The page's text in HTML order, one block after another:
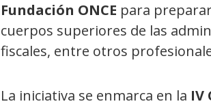
Fundación ONCE para
cuerpos superiores de las
fiscales, entre otros
La iniciativa se enmarca en la IV